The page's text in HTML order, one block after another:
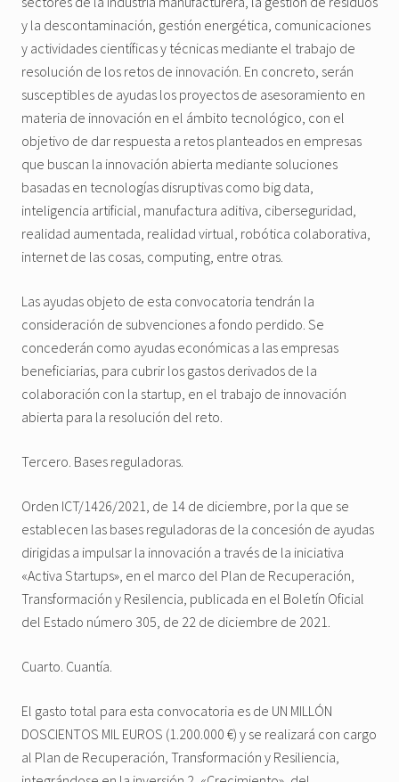
y la descontaminación, gestión energética, comunicaciones
y actividades científicas y técnicas mediante el trabajo de
resolución de los retos de innovación. En concreto, serán
susceptibles de ayudas los proyectos de asesoramiento en
materia de innovación en el ámbito tecnológico, con el
objetivo de dar respuesta a retos planteados en empresas
que buscan la innovación abierta mediante soluciones
basadas en tecnologías disruptivas como big data,
inteligencia artificial, manufactura aditiva, ciberseguridad,
realidad aumentada, realidad virtual, robótica colaborativa,
internet de las cosas, computing, entre otras.
Las ayudas objeto de esta convocatoria tendrán la
consideración de subvenciones a fondo perdido. Se
concederán como ayudas económicas a las empresas
beneficiarias, para cubrir los gastos derivados de la
colaboración con la startup, en el trabajo de innovación
abierta para la resolución del reto.
Tercero. Bases reguladoras.
Orden ICT/1426/2021, de 14 de diciembre, por la que se
establecen las bases reguladoras de la concesión de ayudas
dirigidas a impulsar la innovación a través de la iniciativa
«Activa Startups», en el marco del Plan de Recuperación,
Transformación y Resilencia, publicada en el Boletín Oficial
del Estado número 305, de 22 de diciembre de 2021.
Cuarto. Cuantía.
El gasto total para esta convocatoria es de UN MILLÓN
DOSCIENTOS MIL EUROS (1.200.000 €) y se realizará con cargo
al Plan de Recuperación, Transformación y Resiliencia,